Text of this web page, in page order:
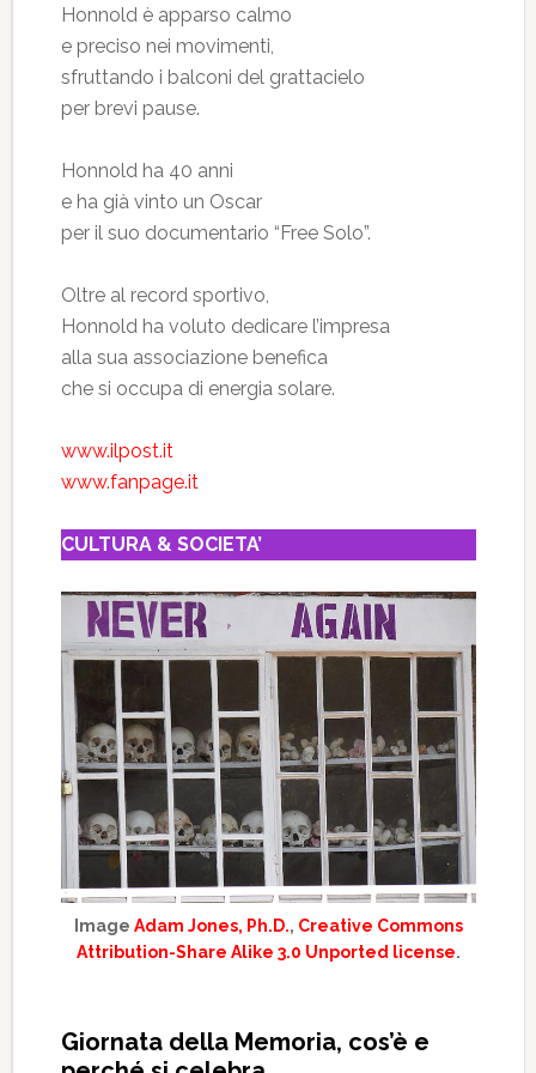
Honnold è apparso calmo
e preciso nei movimenti,
sfruttando i balconi del grattacielo
per brevi pause.
Honnold ha 40 anni
e ha già vinto un Oscar
per il suo documentario “Free Solo”.
Oltre al record sportivo,
Honnold ha voluto dedicare l’impresa
alla sua associazione benefica
che si occupa di energia solare.
www.ilpost.it
www.fanpage.it
CULTURA & SOCIETA’
Image Adam Jones, Ph.D., Creative Commons
Attribution-Share Alike 3.0 Unported license.
Giornata della Memoria, cos’è e